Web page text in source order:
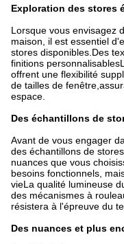
Exploration des stores
Lorsque vous envisagez
maison, il est essentiel
stores disponibles.Des
finitions
offrent une flexibilité
de tailles de
espace.
Des échantillons de
Avant de vous engager
des échantillons de
nuances que vous
besoins fonctionnels,
vieLa qualité lumineuse
des mécanismes à
résistera à l'épreuve du
Des nuances et plus